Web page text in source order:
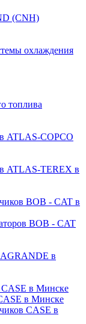
(CNH)
охлаждения
топлива
ATLAS-COPCO
ATLAS-TEREX в
BOB - CAT в
BOB - CAT
в
CASE в Минске
в Минске
CASE в